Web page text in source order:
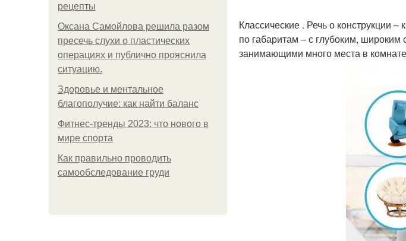
рецепты
Оксана Самойлова решила разом
пресечь слухи о пластических
операциях и публично прояснила
ситуацию.
Здоровье и ментальное
благополучие: как найти баланс
Фитнес-тренды 2023: что нового в
мире спорта
Как правильно проводить
самообследование груди
Классические . Речь о конструкции
по габаритам – с глубоким,
занимающими много места в